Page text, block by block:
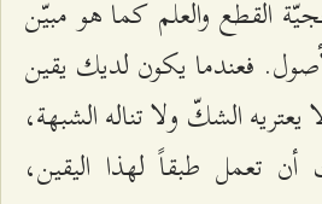
القطع والعلم كما هو مبيّن
فعندما يكون لديك يقين
الشكّ ولا تناله الشبهة،
تعمل طبقاً لهذا اليقين،